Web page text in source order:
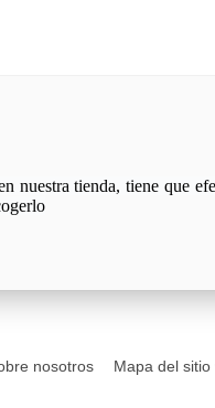
nuestra tienda, tiene que
nosotros Mapa del sitio